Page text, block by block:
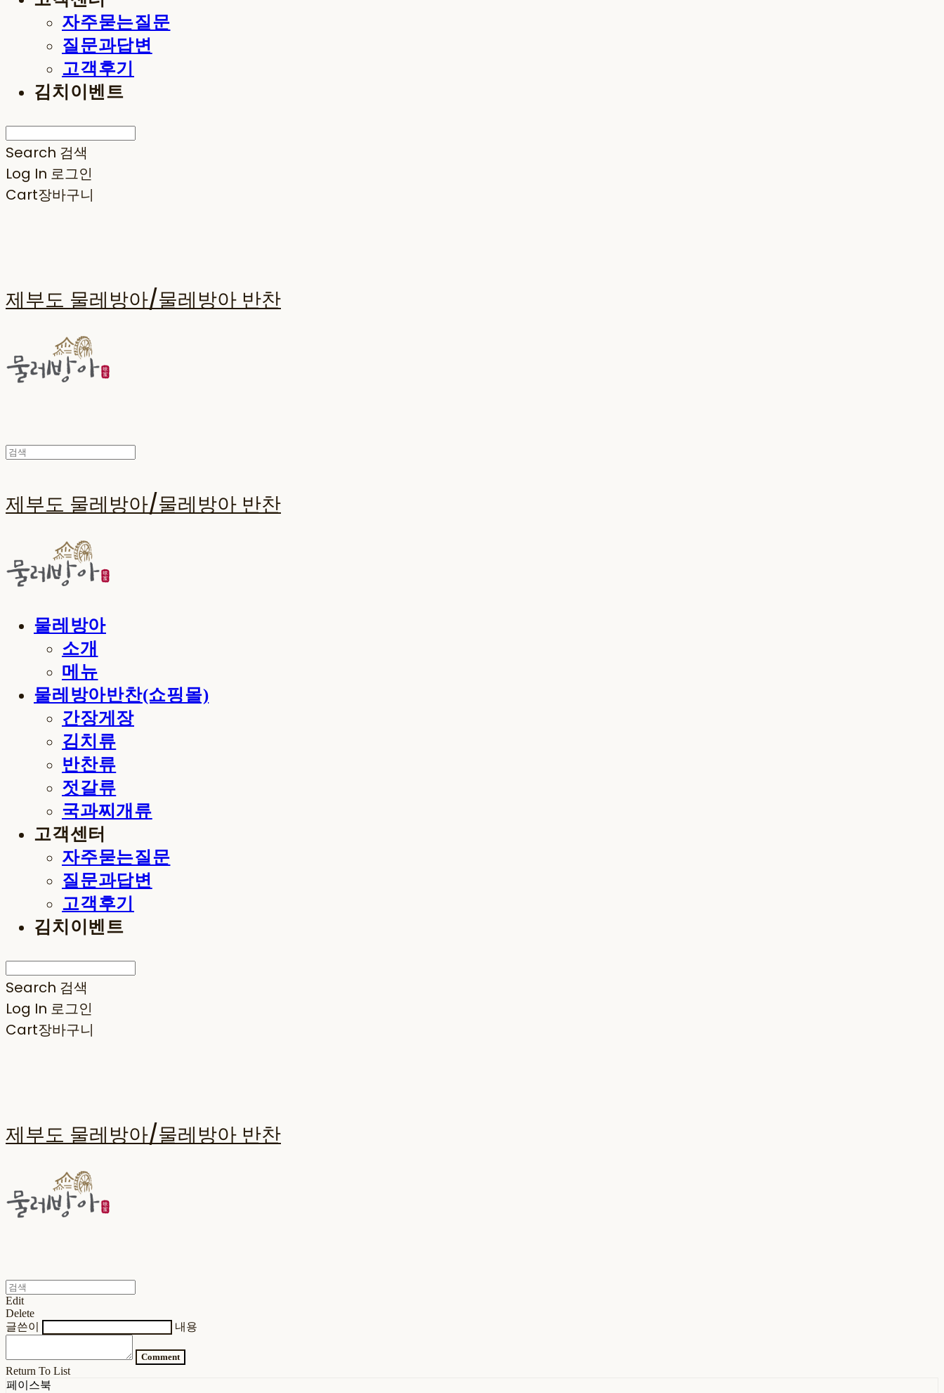
자주묻는질문
질문과답변
고객후기
김치이벤트
Search 검색
Log In 로그인
Cart장바구니
제부도 물레방아/물레방아 반찬
제부도 물레방아/물레방아 반찬
물레방아
소개
메뉴
물레방아반찬(쇼핑몰)
간장게장
김치류
반찬류
젓갈류
국과찌개류
고객센터
자주묻는질문
질문과답변
고객후기
김치이벤트
Search 검색
Log In 로그인
Cart장바구니
제부도 물레방아/물레방아 반찬
Edit
Delete
글쓴이
내용
Comment
Return To List
페이스북